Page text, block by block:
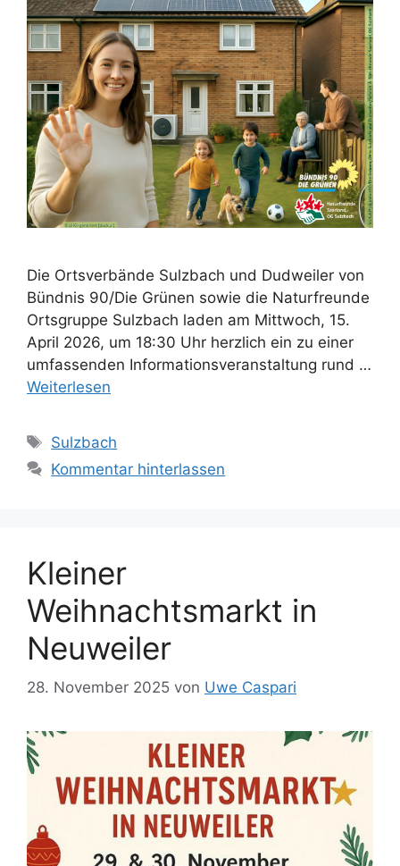
Die Ortsverbände Sulzbach und Dudweiler von
Bündnis 90/Die Grünen sowie die Naturfreunde
Ortsgruppe Sulzbach laden am Mittwoch, 15.
April 2026, um 18:30 Uhr herzlich ein zu einer
umfassenden Informationsveranstaltung rund …
Weiterlesen
Schlagwörter
Sulzbach
Kommentar hinterlassen
Kleiner
Weihnachtsmarkt in
Neuweiler
28. November 2025 von Uwe Caspari